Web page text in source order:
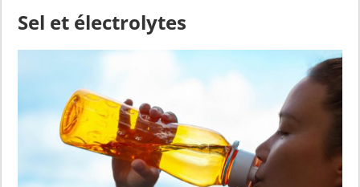
Sel et électrolytes